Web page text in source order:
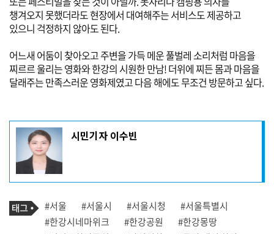
챙겨오지 못했더라도 현장에서 대여해주는 서비스도 제공하고
있으니 걱정하지 않아도 된다.
어느새 어둠이 찾아오고 주변을 가득 메운 풀벌레 소리처럼 마음을
찌르르 울리는 영화와 한강의 시원한 만남!더위에 찌든 몸과 마음을
달래주는 만족스러운 영화제였고 다음 해에도 무조건 방문하고 싶다.
기
사
성
자
프
필
시민기자 이수빈
기
사
관
련
태
그
#서울 #서울시 #서울시청
#서울특별시
#한강시네마위크
#한강공원
#한강몽땅